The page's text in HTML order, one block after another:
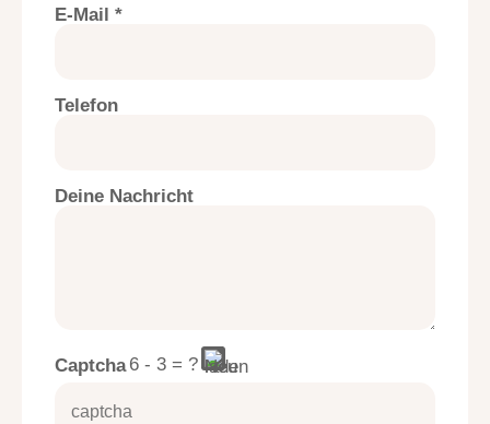
E-Mail *
Telefon
Deine Nachricht
Captcha 6 - 3 = ?